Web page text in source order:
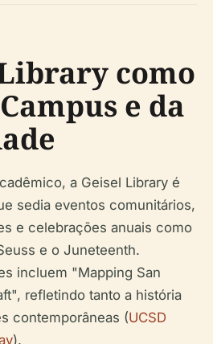
como
e da
a Geisel Library é
sedia eventos comunitários,
e celebrações anuais como
e o Juneteenth.
incluem "Mapping San
refletindo tanto a história
contemporâneas (UCSD
).